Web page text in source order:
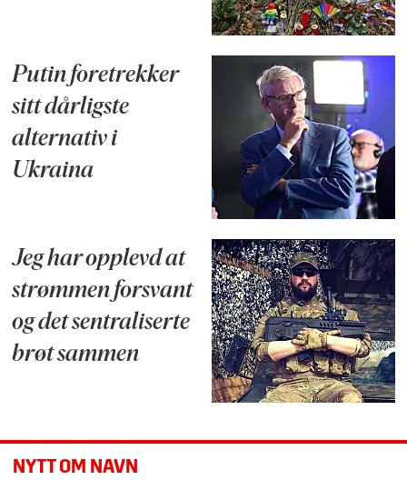
Putin foretrekker
sitt dårligste
alternativ i
Ukraina
Jeg har opplevd at
strømmen forsvant
og det sentraliserte
brøt sammen
NYTT OM NAVN